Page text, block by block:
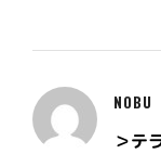
NOBU
＞テ